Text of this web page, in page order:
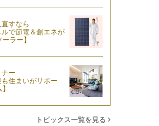
すなら
で節電＆創エネが
ラー】
ー
住まいがサポー
トピックス一覧を見る